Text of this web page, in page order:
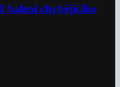
balení chybějícího